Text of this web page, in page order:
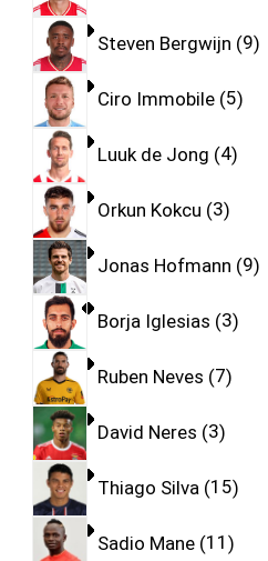
Steven Bergwijn 9
Ciro Immobile 5
Luuk de Jong 4
Orkun Kokcu 3
Jonas Hofmann 9
Borja Iglesias 3
Ruben Neves 7
David Neres 3
Thiago Silva 15
Sadio Mane 11